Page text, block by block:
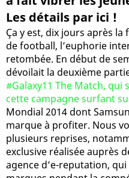
Les détails par ici !
Ça y est, dix jours après
de football, l’euphorie
retombée. En début de
dévoilait la deuxième
#Galaxy11 The Match, qui
cette campagne surfant
Mondial 2014 dont
marque à profiter. Nous
plusieurs reprises,
exclusive réalisée auprès
agence d’e-reputation,